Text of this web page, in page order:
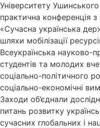
Університету
практична конференція
«Сучасна українська
шляхи мобілізації
Всеукраїнська науково-
студентів та молодих
соціально-політичного
соціально-економічні
Заходи об’єднали
питань розвитку
сучасних глобальних і